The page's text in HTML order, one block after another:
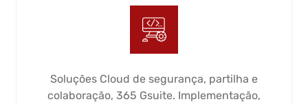
Soluções Cloud de segurança, partilha e
colaboração, 365 Gsuite. Implementação,